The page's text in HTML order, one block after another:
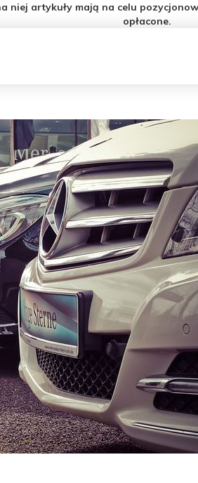
niej artykuły mają na celu
opłacone.